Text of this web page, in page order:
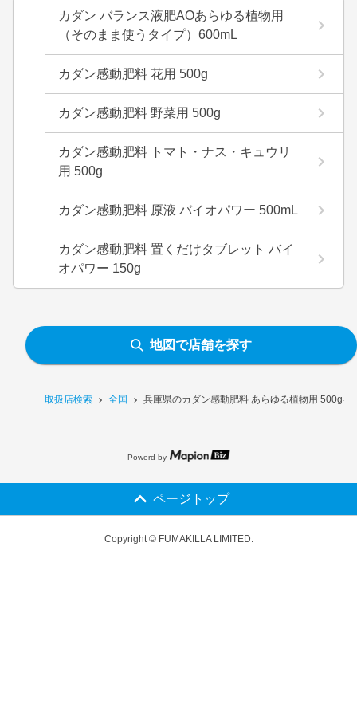
取扱店検索 全国 兵庫県のカダン感動肥料 あらゆる植物用 500gを
カダン バランス液肥AOあらゆる植物用
（そのまま使うタイプ）600mL
カダン感動肥料 花用 500g
カダン感動肥料 野菜用 500g
カダン感動肥料 トマト・ナス・キュウリ
用 500g
カダン感動肥料 原液 バイオパワー 500mL
カダン感動肥料 置くだけタブレット バイ
オパワー 150g
地図で店舗を探す
Powerd by
ページトップ
Copyright © FUMAKILLA LIMITED.